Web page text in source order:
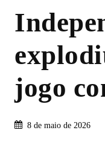
jogo
8 de maio de 2026